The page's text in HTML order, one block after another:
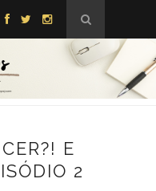
E
2